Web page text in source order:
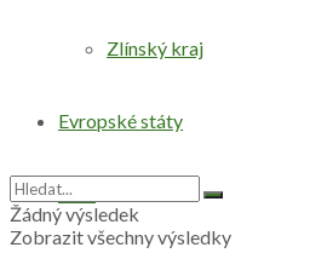
Zlínský kraj
Evropské státy
Svět
Žádný výsledek
Zobrazit všechny výsledky